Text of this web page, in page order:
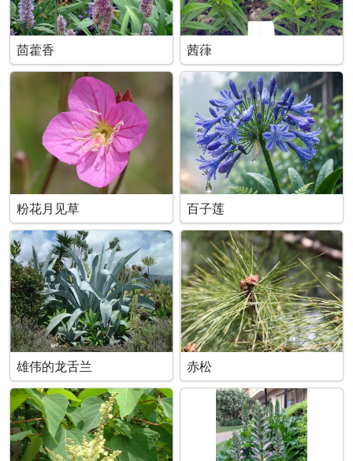
茴藿香 茜葎
粉花月见草 百子莲
雄伟的龙舌兰 赤松